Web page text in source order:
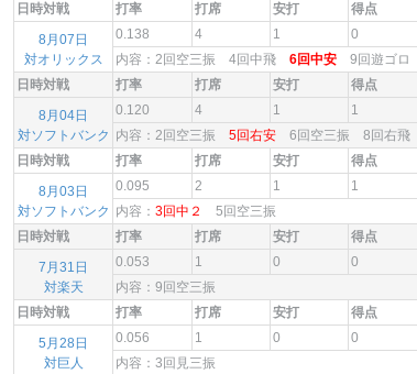
日時対戦
打率 打席 安打 得点
8月07日
対オリックス
0.138 4 1 0
内容：2回空三振 4回中飛 6回中安 9回遊ゴロ
日時対戦
打率 打席 安打 得点
8月04日
対ソフトバンク
0.120 4 1 1
内容：2回空三振 5回右安 6回空三振 8回右飛
日時対戦
打率 打席 安打 得点
8月03日
対ソフトバンク
0.095 2 1 1
内容： 3回中２ 5回空三振
日時対戦
打率 打席 安打 得点
7月31日
対楽天
0.053 1 0 0
内容：9回空三振
日時対戦
打率 打席 安打 得点
5月28日
対巨人
0.056 1 0 0
内容：3回見三振